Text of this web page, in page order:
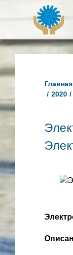
Главная
2020